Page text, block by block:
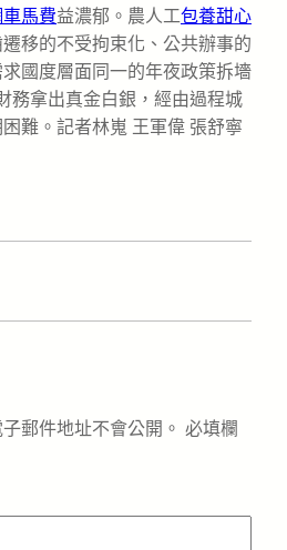
馬費益濃郁。農人工包養甜心
移的不受拘束化、公共辦事的
國度層面同一的年夜政策拆墻
務拿出真金白銀，經由過程城
難。記者林嵬 王軍偉 張舒寧
郵件地址不會公開。 必填欄